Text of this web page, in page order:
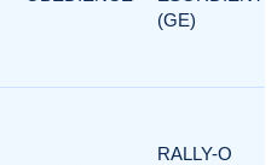
(GE)
RALLY-O